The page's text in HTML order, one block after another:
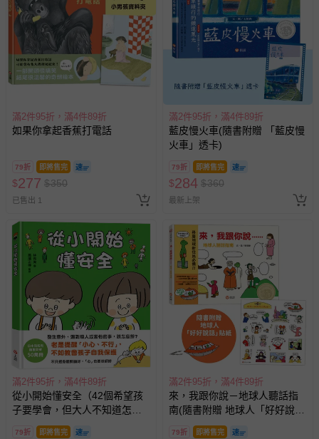
滿2件95折，滿4件89折
如果你拿起香蕉打電話
79折 即將售完
$277 $350
已售出 1
滿2件95折，滿4件89折
藍皮慢火車(隨書附贈 「藍皮慢
火車」透卡)
79折 即將售完
$284 $360
最新上架
滿2件95折，滿4件89折
從小開始懂安全（42個希望孩
子要學會，但大人不知道怎麼
教的安全守則）
79折 即將售完
滿2件95折，滿4件89折
來，我跟你說－地球人聽話指
南(隨書附贈 地球人「好好說
話」貼紙)
79折 即將售完